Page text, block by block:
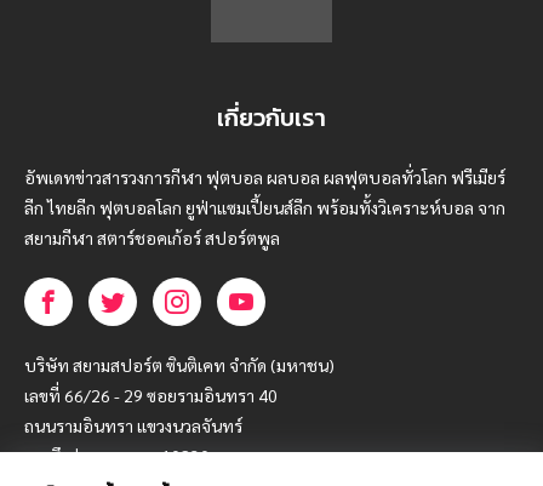
เกี่ยวกับเรา
อัพเดทข่าวสารวงการกีฬา ฟุตบอล ผลบอล ผลฟุตบอลทั่วโลก ฟรีเมียร์
ลีก ไทยลีก ฟุตบอลโลก ยูฟ่าแซมเปี้ยนส์ลีก พร้อมทั้งวิเคราะห์บอล จาก
สยามกีฬา สตาร์ชอคเก้อร์ สปอร์ตพูล
บริษัท สยามสปอร์ต ซินติเคท จำกัด (มหาชน)
เลขที่ 66/26 - 29 ซอยรามอินทรา 40
ถนนรามอินทรา แขวงนวลจันทร์
เขตบึงกุ่ม กรุงเทพฯ 10230